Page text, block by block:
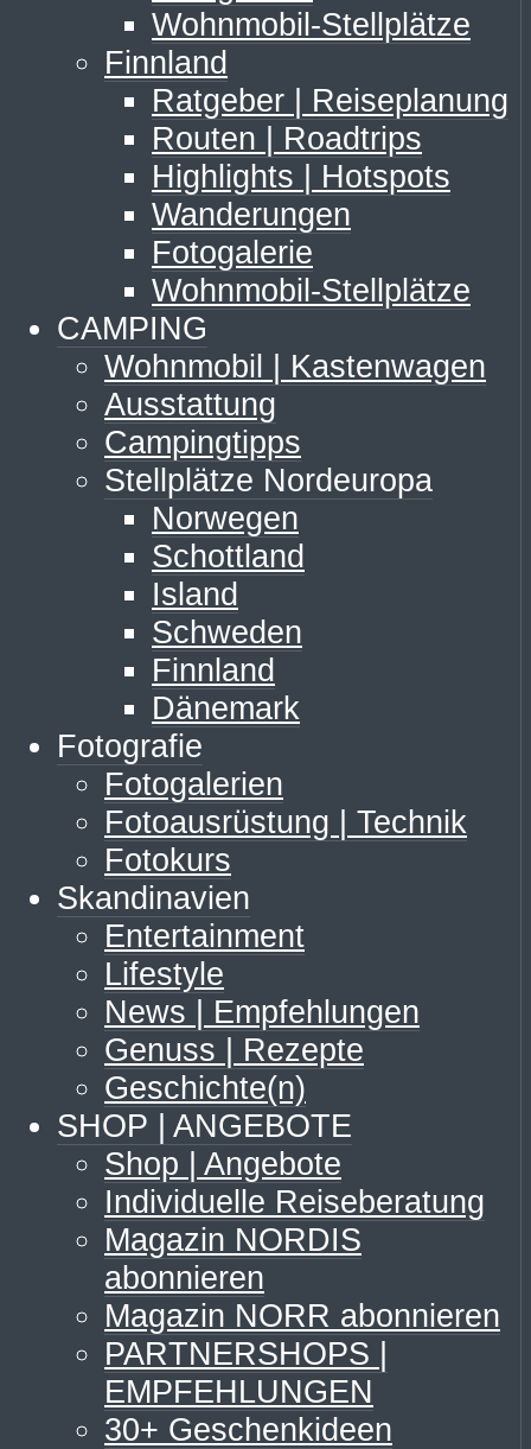
Wohnmobil-Stellplätze
Finnland
Ratgeber | Reiseplanung
Routen | Roadtrips
Highlights | Hotspots
Wanderungen
Fotogalerie
Wohnmobil-Stellplätze
CAMPING
Wohnmobil | Kastenwagen
Ausstattung
Campingtipps
Stellplätze Nordeuropa
Norwegen
Schottland
Island
Schweden
Finnland
Dänemark
Fotografie
Fotogalerien
Fotoausrüstung | Technik
Fotokurs
Skandinavien
Entertainment
Lifestyle
News | Empfehlungen
Genuss | Rezepte
Geschichte(n)
SHOP | ANGEBOTE
Shop | Angebote
Individuelle Reiseberatung
Magazin NORDIS
abonnieren
Magazin NORR abonnieren
PARTNERSHOPS |
EMPFEHLUNGEN
30+ Geschenkideen